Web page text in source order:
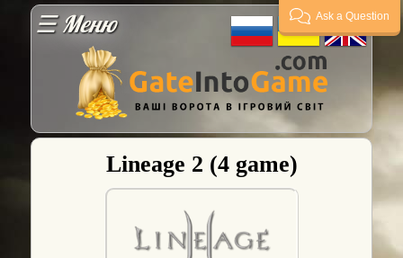
Гарантії
Оплата
Доставка
☰ Меню
Lineage 2 (4 game)
Ask a Question